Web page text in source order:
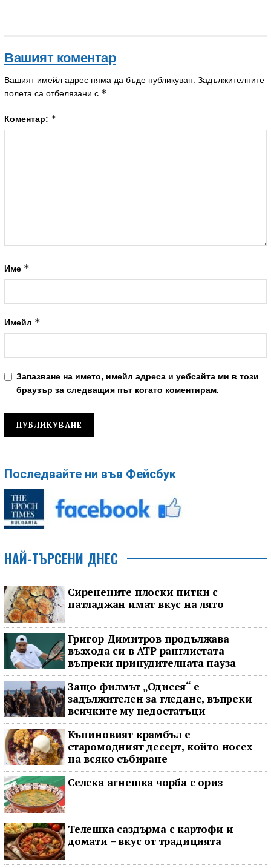
Вашият коментар
Вашият имейл адрес няма да бъде публикуван. Задължителните
полета са отбелязани с *
Коментар: *
Име *
Имейл *
Запазване на името, имейл адреса и уебсайта ми в този
браузър за следващия път когато коментирам.
Последвайте ни във Фейсбук
НАЙ-ТЪРСЕНИ ДНЕС
Сиренените плоски питки с
патладжан имат вкус на лято
Григор Димитров продължава
възхода си в ATP ранглистата
въпреки принудителната пауза
Защо филмът „Одисея“ е
задължителен за гледане, въпреки
всичките му недостатъци
Къпиновият крамбъл е
старомодният десерт, който носех
на всяко събиране
Селска агнешка чорба с ориз
Телешка саздърма с картофи и
домати – вкус от традицията